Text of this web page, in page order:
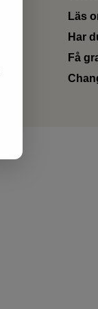
Läs
Har
Få